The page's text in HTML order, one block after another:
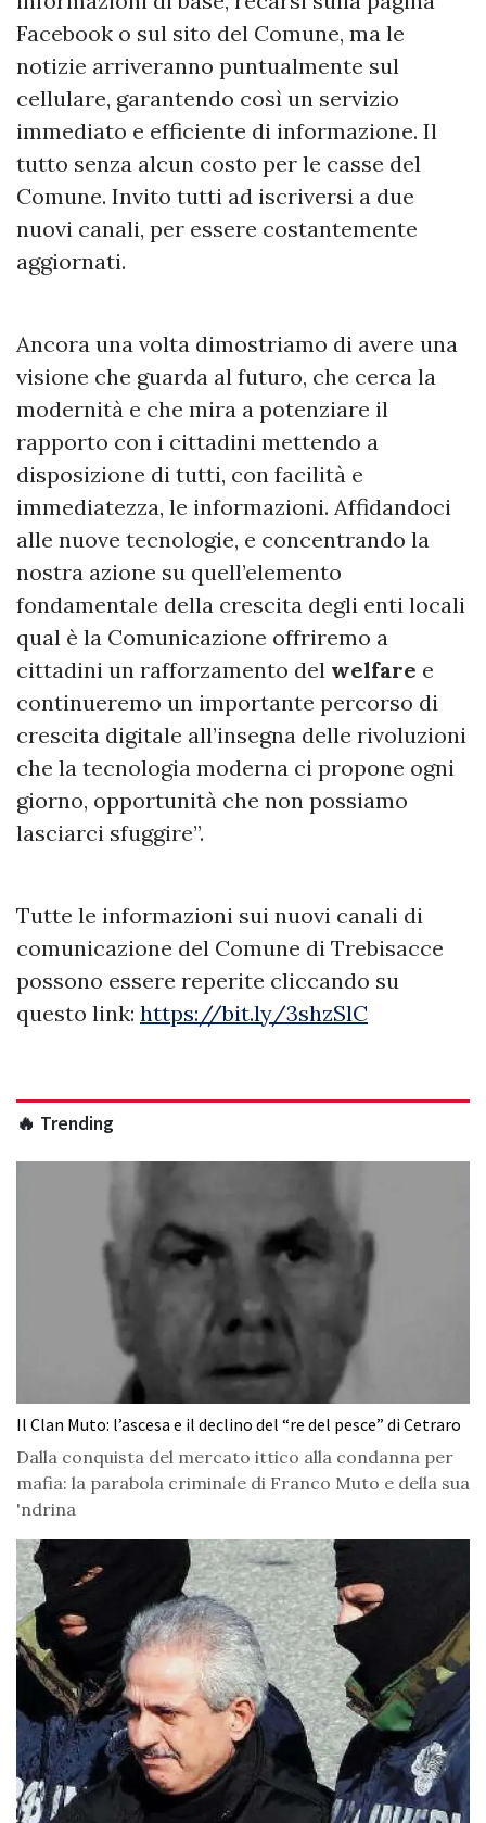
Facebook o sul sito del Comune, ma le
notizie arriveranno puntualmente sul
cellulare, garantendo così un servizio
immediato e efficiente di informazione. Il
tutto senza alcun costo per le casse del
Comune. Invito tutti ad iscriversi a due
nuovi canali, per essere costantemente
aggiornati.
Ancora una volta dimostriamo di avere una
visione che guarda al futuro, che cerca la
modernità e che mira a potenziare il
rapporto con i cittadini mettendo a
disposizione di tutti, con facilità e
immediatezza, le informazioni. Affidandoci
alle nuove tecnologie, e concentrando la
nostra azione su quell’elemento
fondamentale della crescita degli enti locali
qual è la Comunicazione offriremo a
cittadini un rafforzamento del welfare e
continueremo un importante percorso di
crescita digitale all’insegna delle rivoluzioni
che la tecnologia moderna ci propone ogni
giorno, opportunità che non possiamo
lasciarci sfuggire”.
Tutte le informazioni sui nuovi canali di
comunicazione del Comune di Trebisacce
possono essere reperite cliccando su
questo link: https://bit.ly/3shzSlC
🔥 Trending
Il Clan Muto: l’ascesa e il declino del “re del pesce” di Cetraro
Dalla conquista del mercato ittico alla condanna per
mafia: la parabola criminale di Franco Muto e della sua
'ndrina